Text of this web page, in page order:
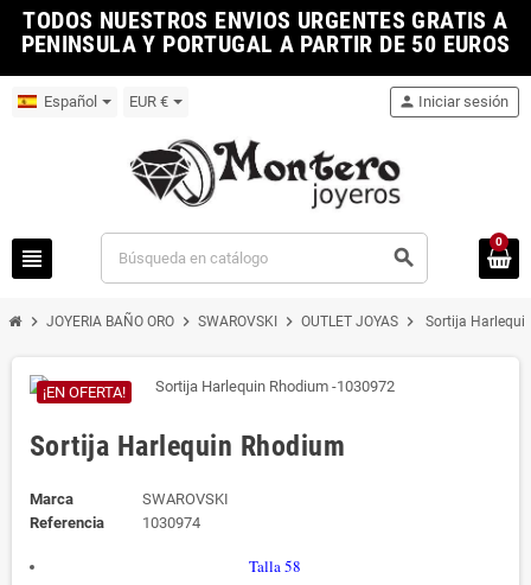
TODOS NUESTROS ENVIOS URGENTES GRATIS A
PENINSULA Y PORTUGAL A PARTIR DE 50 EUROS
Español EUR €
view_headline search
person Iniciar sesión
0
chevron_right JOYERIA BAÑO ORO chevron_right SWAROVSKI chevron_right OUTLET JOYAS chevron_right Sortija
¡EN OFERTA!
Sortija Harlequin Rhodium
Marca
SWAROVSKI
Referencia
1030974
Talla 58